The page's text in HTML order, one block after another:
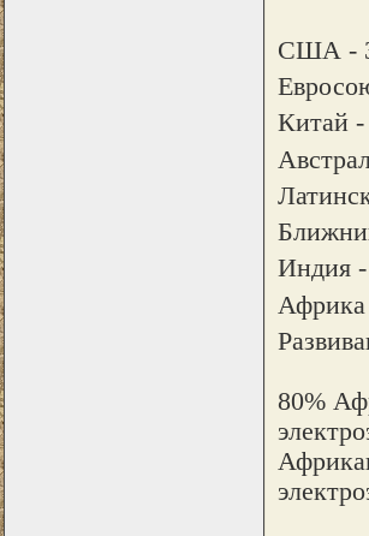
США -
Китай
Индия
80%